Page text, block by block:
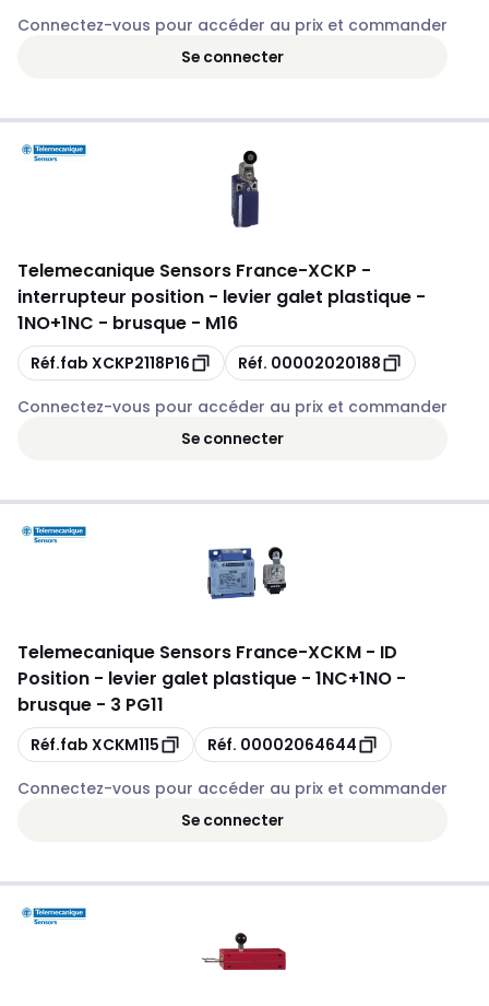
Connectez-vous pour accéder au prix et commander
Se connecter
Telemecanique Sensors France-XCKP -
interrupteur position - levier galet plastique -
1NO+1NC - brusque - M16
Copie
Réf.fab XCKP2118P16 Copie
Réf. 00002020188
Connectez-vous pour accéder au prix et commander
Se connecter
Telemecanique Sensors France-XCKM - ID
Position - levier galet plastique - 1NC+1NO -
brusque - 3 PG11
Copie
Réf.fab XCKM115 Copie
Réf. 00002064644
Connectez-vous pour accéder au prix et commander
Se connecter